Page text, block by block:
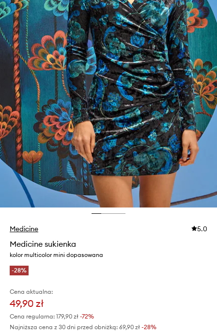
Medicine 5.0
Medicine sukienka
kolor multicolor mini dopasowana
-28%
Cena aktualna:
49,90 zł
Cena regularna: 179,90 zł -72%
Najniższa cena z 30 dni przed obniżką: 69,90 zł -28%